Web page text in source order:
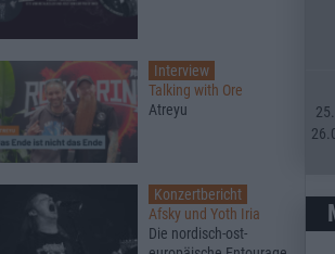
Interview
Talking with Ore
Atreyu
Konzertbericht
Afsky und Yoth Iria
Die nordisch-ost-